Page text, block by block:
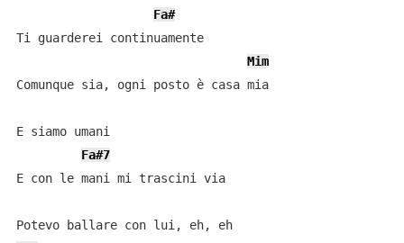
Fa#
Ti guarderei continuamente
Mim
Comunque sia, ogni posto è casa mia
E siamo umani
Fa#7
E con le mani mi trascini via
Potevo ballare con lui, eh, eh